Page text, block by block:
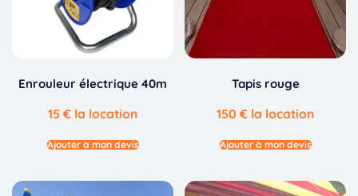
Enrouleur électrique 40m
15 € la location
Ajouter à mon devis
Tapis rouge
150 € la location
Ajouter à mon devis